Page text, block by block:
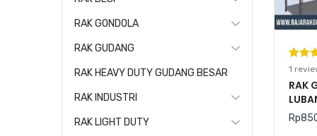
5.00
n
11
RAK
50
Rp
RAK GONDOLA
RAK GUDANG
RAK HEAVY DUTY GUDANG BESAR
RAK INDUSTRI
RAK LIGHT DUTY